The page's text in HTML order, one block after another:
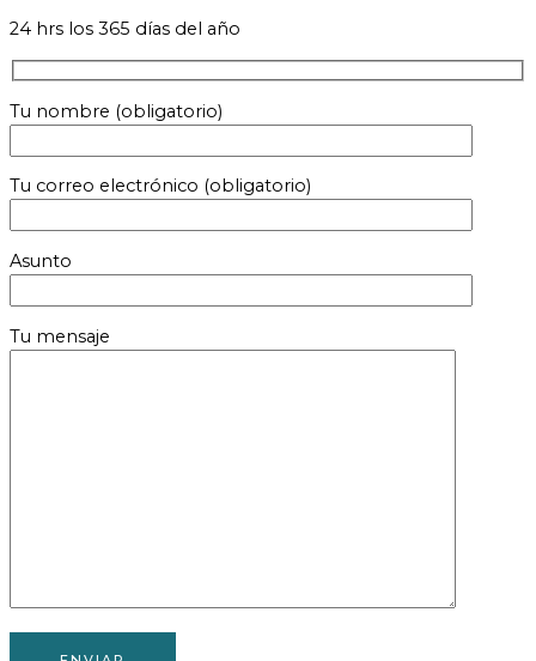
24 hrs los 365 días del año
Tu nombre (obligatorio)
Tu correo electrónico (obligatorio)
Asunto
Tu mensaje